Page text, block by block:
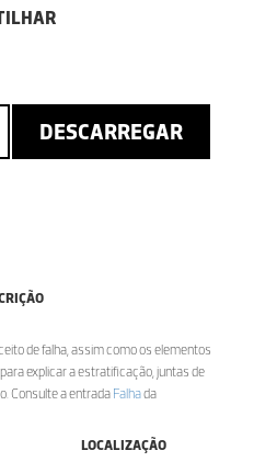
DESCARREGAR
de falha, assim como os elementos
explicar a estratificação, juntas de
Consulte a entrada Falhada
LOCALIZAÇÃO